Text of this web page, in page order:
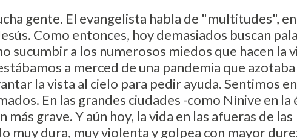
gente. El evangelista habla de "multitudes",
Como entonces, hoy demasiados buscan
sucumbir a los numerosos miedos que hacen la
a merced de una pandemia que
la vista al cielo para pedir ayuda. Sentimos
En las grandes ciudades -como Nínive en la
más grave. Y aún hoy, la vida en las afueras de las
muy dura, muy violenta y golpea con mayor